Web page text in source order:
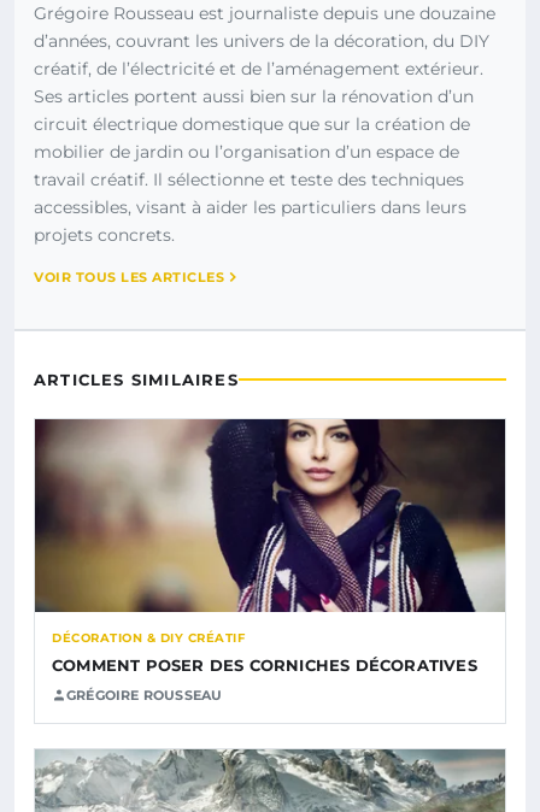
Grégoire Rousseau est journaliste depuis une douzaine
d’années, couvrant les univers de la décoration, du DIY
créatif, de l’électricité et de l’aménagement extérieur.
Ses articles portent aussi bien sur la rénovation d’un
circuit électrique domestique que sur la création de
mobilier de jardin ou l’organisation d’un espace de
travail créatif. Il sélectionne et teste des techniques
accessibles, visant à aider les particuliers dans leurs
projets concrets.
VOIR TOUS LES ARTICLES
ARTICLES SIMILAIRES
DÉCORATION & DIY CRÉATIF
COMMENT POSER DES CORNICHES DÉCORATIVES
GRÉGOIRE ROUSSEAU